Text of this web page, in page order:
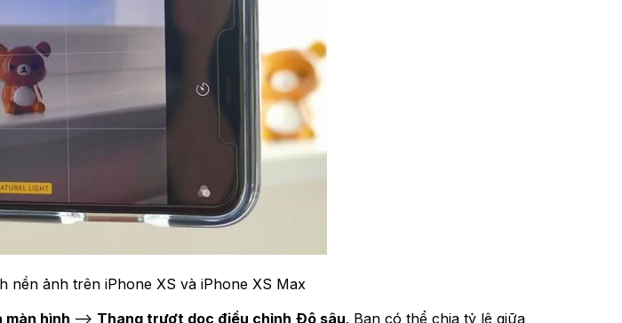
nền ảnh trên iPhone XS và iPhone XS Max
màn hình --> Thang trượt dọc điều chỉnh Độ sâu. Bạn có thể chia tỷ lệ giữa